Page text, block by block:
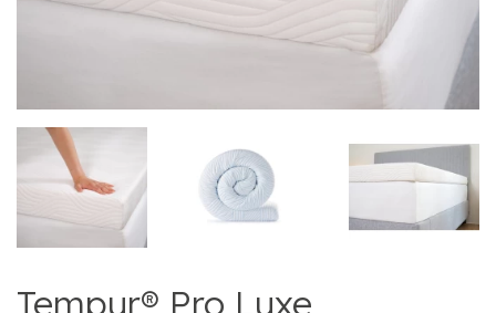
Tempur® Pro Luxe